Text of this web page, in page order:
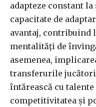
adapteze constant
capacitate de
avantaj, contribuind
mentalități de
asemenea,
transferurile
întărească cu
competitivitatea și